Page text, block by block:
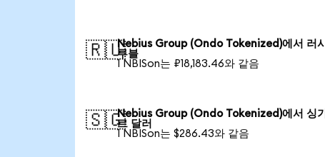
🇷🇺Nebius Group (Ondo Tokenized)에서 러
루블
1 NBISon는 ₽18,183.46와 같음
🇸🇬Nebius Group (Ondo Tokenized)에서 싱
르 달러
1 NBISon는 $286.43와 같음